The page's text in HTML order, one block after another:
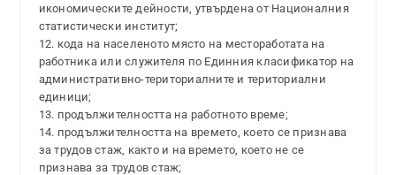
икономическите дейности, утвърдена от Националния
статистически институт;
12. кода на населеното място на местоработата на
работника или служителя по Единния класификатор на
административно-териториалните и териториални
единици;
13. продължителността на работното време;
14. продължителността на времето, което се признава
за трудов стаж, както и на времето, което не се
признава за трудов стаж;